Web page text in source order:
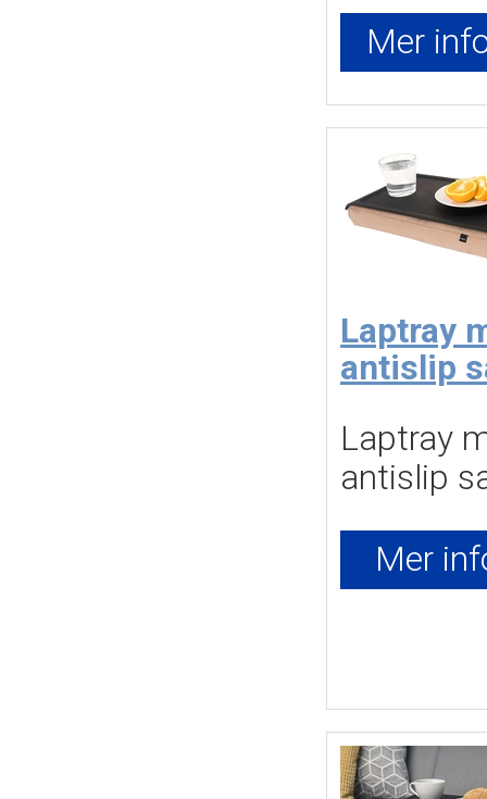
Mer
Laptray
antislip
Laptray
antislip
Mer